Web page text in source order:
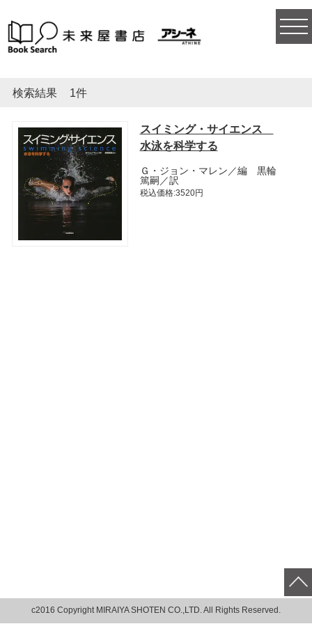
検索結果 1件
スイミング・サイエンス
水泳を科学する
Ｇ・ジョン・マレン／編 黒輪
篤嗣／訳
税込価格:3520円
c2016 Copyright MIRAIYA SHOTEN CO.,LTD. All Rights Reserved.